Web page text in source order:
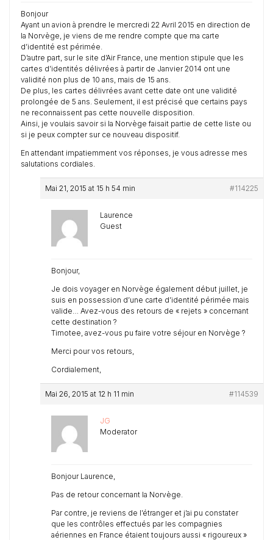
Bonjour
Ayant un avion à prendre le mercredi 22 Avril 2015 en direction de
la Norvège, je viens de me rendre compte que ma carte
d’identité est périmée.
D’autre part, sur le site d’Air France, une mention stipule que les
cartes d’identités délivrées à partir de Janvier 2014 ont une
validité non plus de 10 ans, mais de 15 ans.
De plus, les cartes délivrées avant cette date ont une validité
prolongée de 5 ans. Seulement, il est précisé que certains pays
ne reconnaissent pas cette nouvelle disposition.
Ainsi, je voulais savoir si la Norvège faisait partie de cette liste ou
si je peux compter sur ce nouveau dispositif.
En attendant impatiemment vos réponses, je vous adresse mes
salutations cordiales.
Mai 21, 2015 at 15 h 54 min #114225
Laurence
Guest
Bonjour,
Je dois voyager en Norvège également début juillet, je
suis en possession d’une carte d’identité périmée mais
valide… Avez-vous des retours de « rejets » concernant
cette destination ?
Timotee, avez-vous pu faire votre séjour en Norvège ?
Merci pour vos retours,
Cordialement,
Mai 26, 2015 at 12 h 11 min #114539
JG
Moderator
Bonjour Laurence,
Pas de retour concernant la Norvège.
Par contre, je reviens de l’étranger et j’ai pu constater
que les contrôles effectués par les compagnies
aériennes en France étaient toujours aussi « rigoureux »